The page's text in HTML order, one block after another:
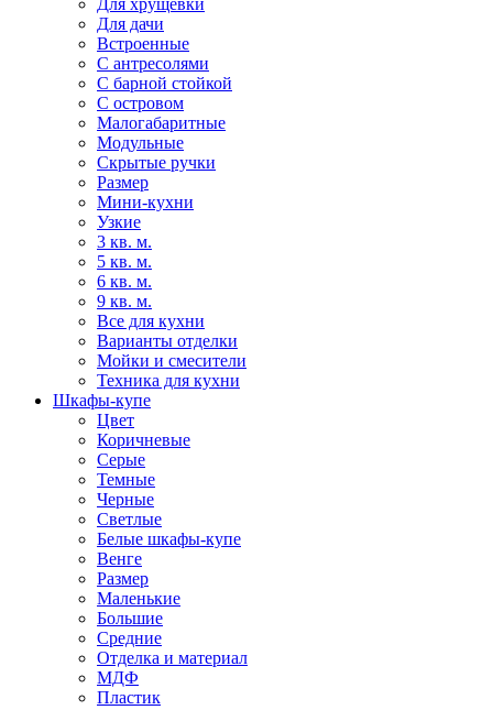
Для хрущевки
Для дачи
Встроенные
С антресолями
С барной стойкой
С островом
Малогабаритные
Модульные
Скрытые ручки
Размер
Мини-кухни
Узкие
3 кв. м.
5 кв. м.
6 кв. м.
9 кв. м.
Все для кухни
Варианты отделки
Мойки и смесители
Техника для кухни
Шкафы-купе
Цвет
Коричневые
Серые
Темные
Черные
Светлые
Белые шкафы-купе
Венге
Размер
Маленькие
Большие
Средние
Отделка и материал
МДФ
Пластик